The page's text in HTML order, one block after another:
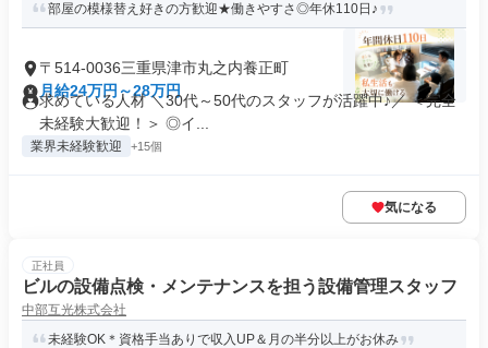
部屋の模様替え好きの方歓迎★働きやすさ◎年休110日♪
〒514-0036三重県津市丸之内養正町
月給24万円～28万円
求めている人材 ＼30代～50代のスタッフが活躍中♪／ ＜完全
未経験大歓迎！＞ ◎イ...
業界未経験歓迎 +15個
気になる
正社員
ビルの設備点検・メンテナンスを担う設備管理スタッフ
中部互光株式会社
未経験OK＊資格手当ありで収入UP＆月の半分以上がお休み